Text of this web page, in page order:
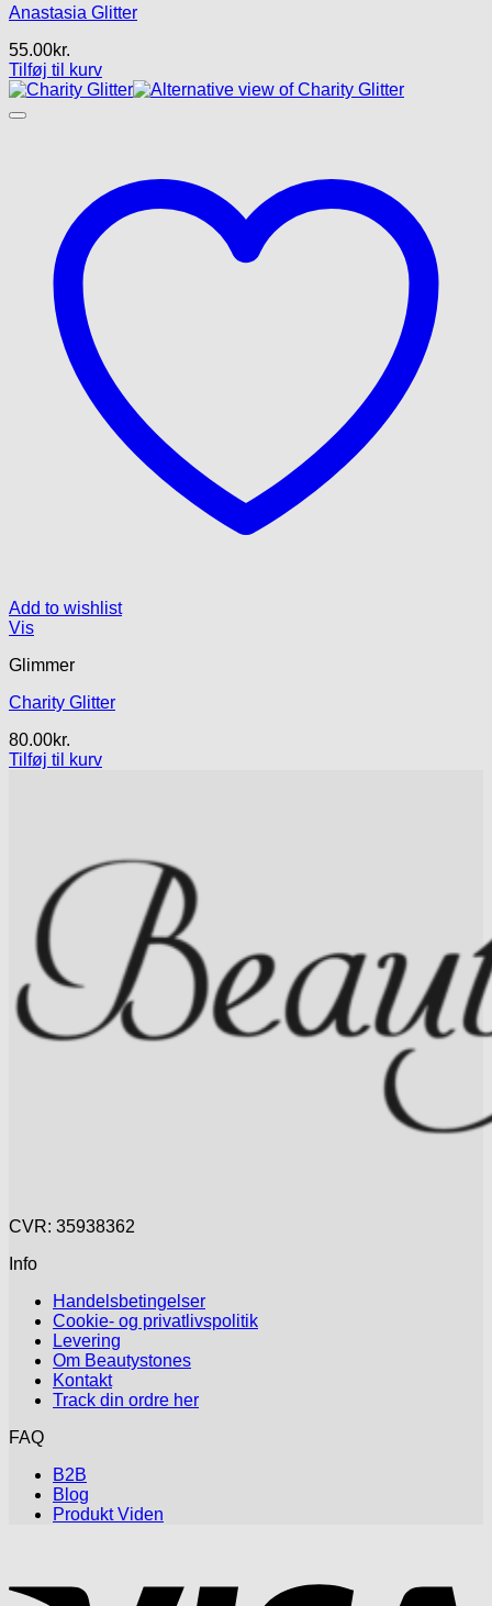
Anastasia Glitter
55.00kr.
Tilføj til kurv
Add to wishlist
Vis
Glimmer
Charity Glitter
80.00kr.
Tilføj til kurv
CVR: 35938362
Info
Handelsbetingelser
Cookie- og privatlivspolitik
Levering
Om Beautystones
Kontakt
Track din ordre her
FAQ
B2B
Blog
Produkt Viden